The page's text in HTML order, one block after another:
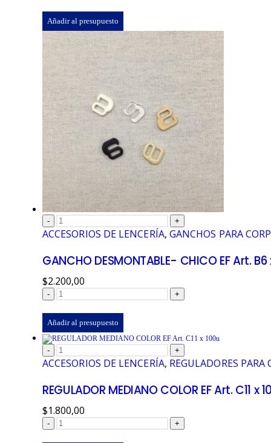
Añadir al presupuesto
- +
ACCESORIOS DE LENCERÍA, GANCHOS PARA
GANCHO DESMONTABLE- CHICO EF Art. B6
$2.200,00
- +
Añadir al presupuesto
- +
ACCESORIOS DE LENCERÍA, REGULADORES PARA
REGULADOR MEDIANO COLOR EF Art. C11 x
$1.800,00
- +